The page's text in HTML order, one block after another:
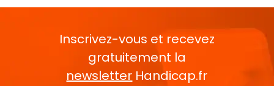
Inscrivez-vous et recevez
gratuitement la
newsletter Handicap.fr